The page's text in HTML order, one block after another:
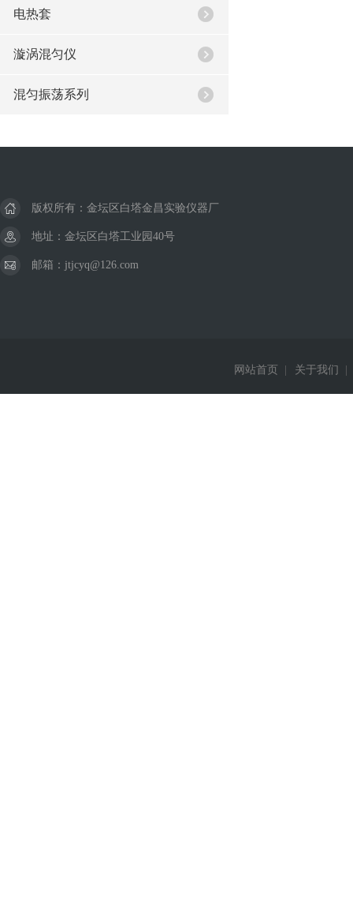
电热套
漩涡混匀仪
混匀振荡系列
版权所有：金坛区白塔金昌实验仪器厂
地址：金坛区白塔工业园40号
邮箱：jtjcyq@126.com
网站首页 关于我们